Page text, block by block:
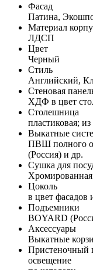
Фасад
Патина,
Материал
ЛДСП
Цвет
Черный
Стиль
Английский,
Стеновая
ХДФ в цвет
Столешница
пластиковая;
Выкатные
ПВШ полного
(Россия) и др.
Сушка для
Хромированная
Цоколь
в цвет фасадов
Подъемники
BOYARD
Аксессуары
Выкатные
Пристеночный
освещение